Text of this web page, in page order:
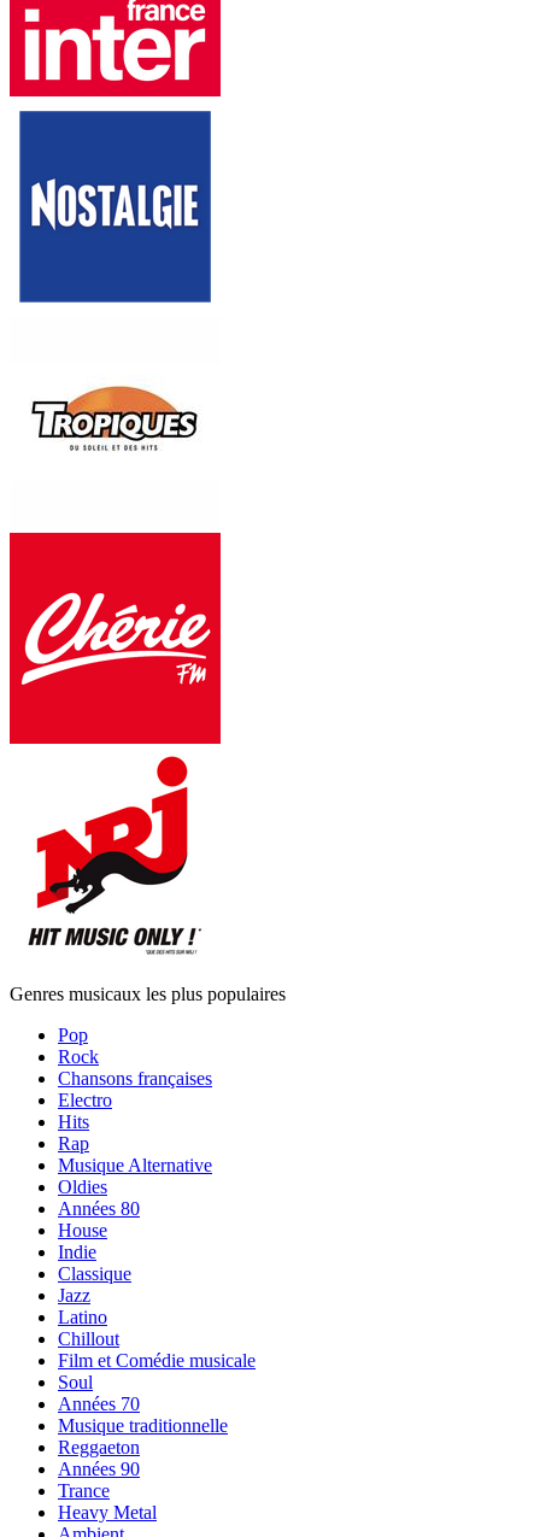
Genres musicaux les plus populaires
Pop
Rock
Chansons françaises
Electro
Hits
Rap
Musique Alternative
Oldies
Années 80
House
Indie
Classique
Jazz
Latino
Chillout
Film et Comédie musicale
Soul
Années 70
Musique traditionnelle
Reggaeton
Années 90
Trance
Heavy Metal